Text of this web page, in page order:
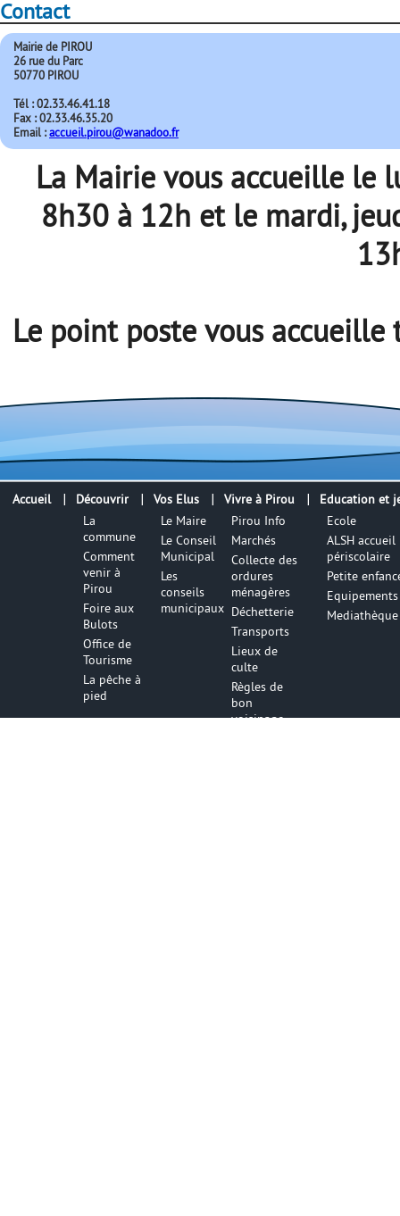
Contact
Mairie de PIROU
26 rue du Parc
50770 PIROU
Tél : 02.33.46.41.18
Fax : 02.33.46.35.20
Email :accueil.pirou@wanadoo.fr
La Mairie vous accueille le
8h30 à 12h et le mardi,
Le point poste vous
Accueil
Découvrir
La
commune
Comment
venir à
Pirou
Foire aux
Bulots
Office de
Tourisme
La pêche à
pied
Vos Elus
Le Maire
Le Conseil
Municipal
Les
conseils
municipaux
Vivre à Pirou
Pirou Info
Marchés
Collecte des
ordures
ménagères
Déchetterie
Transports
Lieux de
culte
Règles de
bon
voisinage
Education et
Ecole
ALSH accueil
périscolaire
Petite
Mediathèque